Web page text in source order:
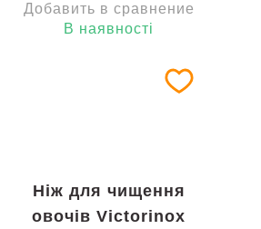
Добавить в сравнение
В наявності
Ніж для чищення
овочів Victorinox